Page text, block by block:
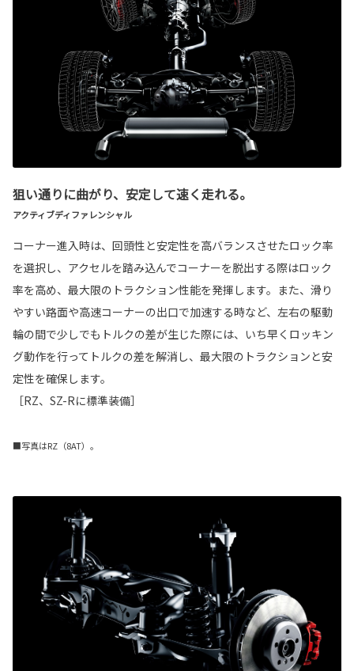
狙い通りに曲がり、安定して速く走れる。
アクティブディファレンシャル
コーナー進入時は、回頭性と安定性を高バランスさせたロック率
を選択し、アクセルを踏み込んでコーナーを脱出する際はロック
率を高め、最大限のトラクション性能を発揮します。また、滑り
やすい路面や高速コーナーの出口で加速する時など、左右の駆動
輪の間で少しでもトルクの差が生じた際には、いち早くロッキン
グ動作を行ってトルクの差を解消し、最大限のトラクションと安
定性を確保します。
［RZ、SZ-Rに標準装備］
■写真はRZ（8AT）。